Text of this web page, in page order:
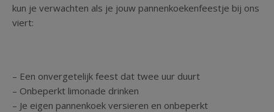
kun je verwachten als je jouw pannenkoekenfeestje bij ons
viert:
– Een onvergetelijk feest dat twee uur duurt
– Onbeperkt limonade drinken
– Je eigen pannenkoek versieren en onbeperkt